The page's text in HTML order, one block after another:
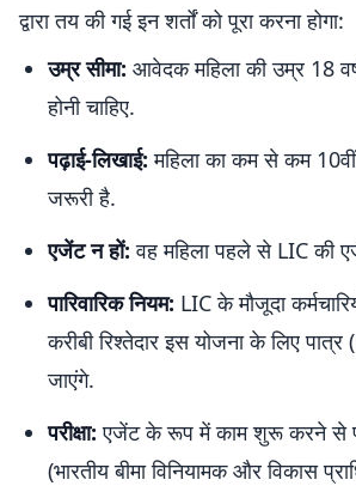
द्वारा तय की गई इन शर्तों को पूरा करना होगा:
उम्र सीमा: आवेदक महिला की उम्र 18
होनी चाहिए.
पढ़ाई-लिखाई: महिला का कम से कम 10वीं
जरूरी है.
एजेंट न हों: वह महिला पहले से LIC की
पारिवारिक नियम: LIC के मौजूदा
करीबी रिश्तेदार इस योजना के लिए
जाएंगे.
परीक्षा: एजेंट के रूप में काम शुरू करने से
(भारतीय बीमा विनियामक और विकास